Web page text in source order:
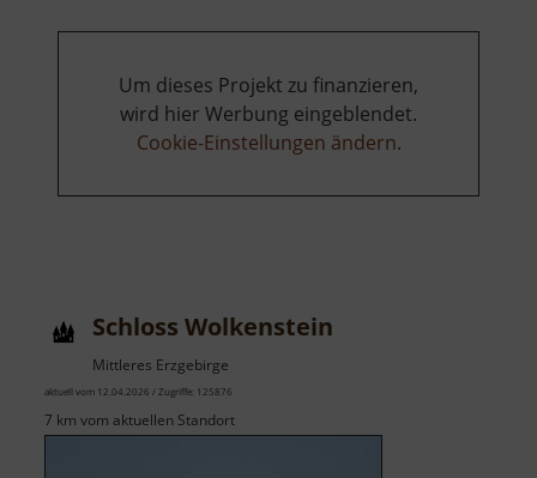
Um dieses Projekt zu finanzieren,
wird hier Werbung eingeblendet.
Cookie-Einstellungen ändern.
Schloss Wolkenstein
Mittleres Erzgebirge
aktuell vom 12.04.2026 / Zugriffe: 125876
7 km vom aktuellen Standort